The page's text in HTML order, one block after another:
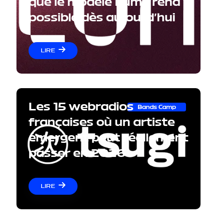
possible dès aujourd'hui
LIRE
Bands Camp
Les 15 webradios
françaises où un artiste
émergent peut réellement
passer en 2026
LIRE